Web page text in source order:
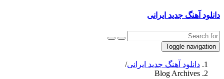
دانلود آهنگ جدید ایرانی
Toggle navigation
دانلود آهنگ جدید ایرانی/
Blog Archives